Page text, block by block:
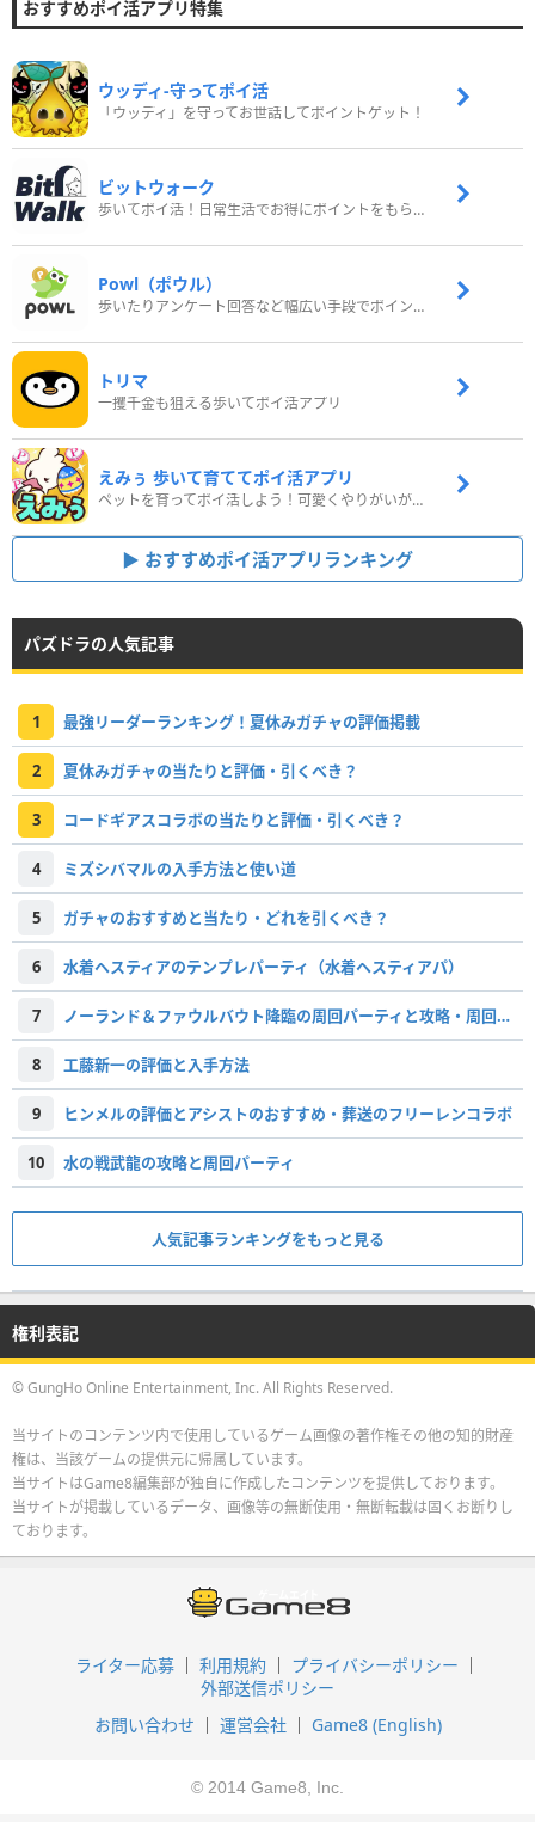
おすすめポイ活アプリ特集
ウッディ‐守ってポイ活
「ウッディ」を守ってお世話してポイントゲット！
ビットウォーク
歩いてポイ活！日常生活でお得にポイントをもらおう
Powl（ポウル）
歩いたりアンケート回答など幅広い手段でポイントをゲット
トリマ
一攫千金も狙える歩いてポイ活アプリ
えみぅ 歩いて育ててポイ活アプリ
ペットを育ってポイ活しよう！可愛くやりがいがある新感覚アプリ
おすすめポイ活アプリランキング
パズドラの人気記事
1 最強リーダーランキング！夏休みガチャの評価掲載
2 夏休みガチャの当たりと評価・引くべき？
3 コードギアスコラボの当たりと評価・引くべき？
4 ミズシバマルの入手方法と使い道
5 ガチャのおすすめと当たり・どれを引くべき？
6 水着ヘスティアのテンプレパーティ（水着ヘスティアパ）
7 ノーランド＆ファウルバウト降臨の周回パーティと攻略・周回すべき？
8 工藤新一の評価と入手方法
9 ヒンメルの評価とアシストのおすすめ・葬送のフリーレンコラボ
10 水の戦武龍の攻略と周回パーティ
人気記事ランキングをもっと見る
権利表記
© GungHo Online Entertainment, Inc. All Rights Reserved.
当サイトのコンテンツ内で使用しているゲーム画像の著作権その他の知的財産
権は、当該ゲームの提供元に帰属しています。
当サイトはGame8編集部が独自に作成したコンテンツを提供しております。
当サイトが掲載しているデータ、画像等の無断使用・無断転載は固くお断りし
ております。
ライター応募 利用規約
プライバシーポリシー
外部送信ポリシー
お問い合わせ
運営会社 Game8 (English)
© 2014 Game8, Inc.